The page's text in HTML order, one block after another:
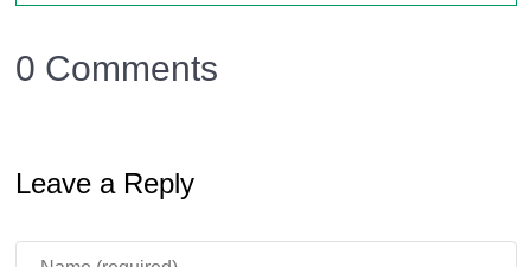
0 Comments
Leave a Reply